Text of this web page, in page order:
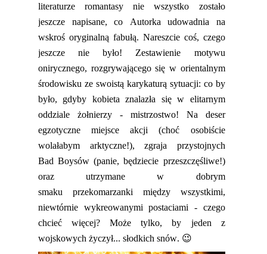
literaturzeromantasy nie wszystko zostało
jeszcze napisane, co Autorka udowadnia na
wskroś oryginalną fabułą. Nareszcie coś, czego
jeszcze nie było! Zestawienie motywu
onirycznego, rozgrywającego się w orientalnym
środowisku ze swoistą karykaturą sytuacji: co by
było, gdyby kobieta znalazła się w elitarnym
oddziale żołnierzy- mistrzostwo! Na deser
egzotycznemiejsce akcji (choć osobiście
wolałabym arktyczne!), zgraja przystojnych
BadBoysów (panie, będziecie przeszczęśliwe!)
oraz utrzymane w dobrym
smaku przekomarzanki między wszystkimi,
niewtórnie wykreowanymi postaciami -czego
chcieć więcej?Może tylko, by jeden z
wojskowych życzył... słodkich snów. 😉